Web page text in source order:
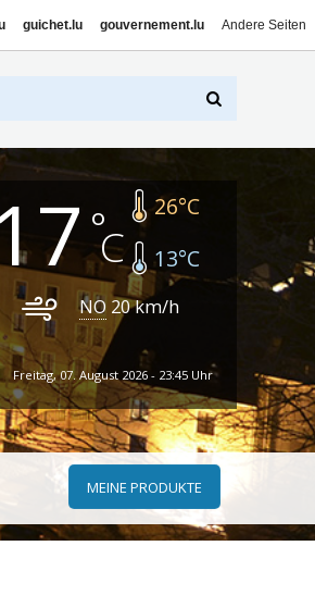
guichet.lu gouvernement.lu Andere Seiten
26°C
13°C
NO 20km/h
Freitag, 07. August 2026 - 23:45 Uhr
MEINE PRODUKTE